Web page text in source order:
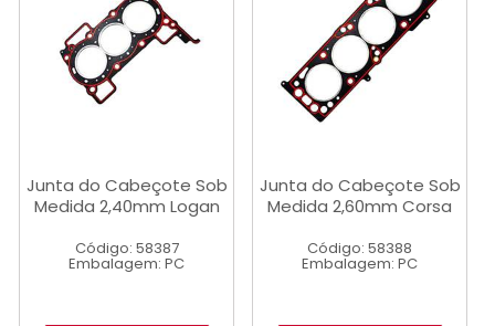
Junta do Cabeçote Sob
Medida 2,40mm Logan
Código: 58387
Embalagem: PC
Junta do Cabeçote Sob
Medida 2,60mm Corsa
Código: 58388
Embalagem: PC